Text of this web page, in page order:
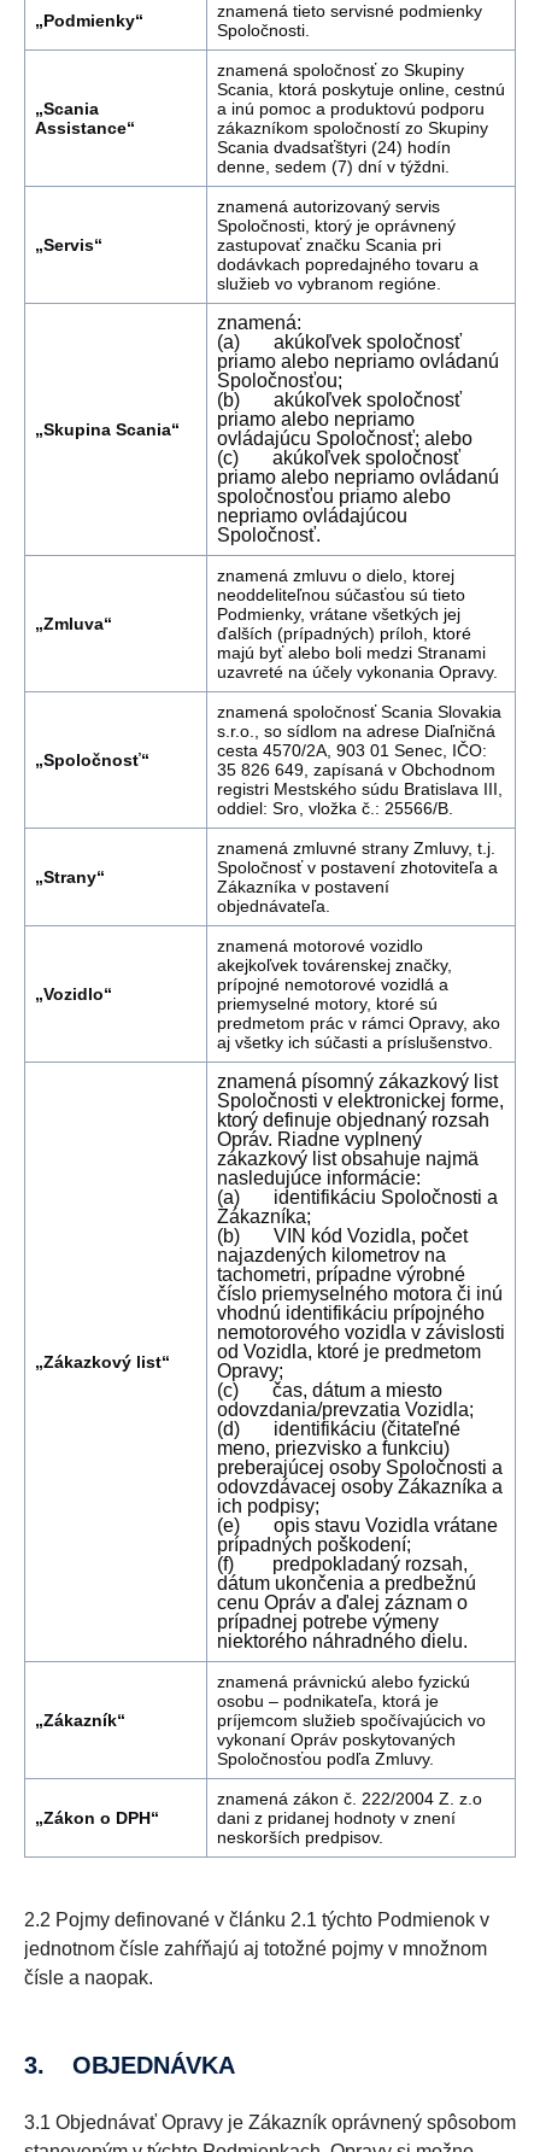
„Podmienky“
znamená tieto servisné podmienky
Spoločnosti.
„Scania
Assistance“
znamená spoločnosť zo Skupiny
Scania, ktorá poskytuje online, cestnú
a inú pomoc a produktovú podporu
zákazníkom spoločností zo Skupiny
Scania dvadsaťštyri (24) hodín
denne, sedem (7) dní v týždni.
„Servis“
znamená autorizovaný servis
Spoločnosti, ktorý je oprávnený
zastupovať značku Scania pri
dodávkach popredajného tovaru a
služieb vo vybranom regióne.
„Skupina Scania“
znamená:
(a) akúkoľvek spoločnosť
priamo alebo nepriamo ovládanú
Spoločnosťou;
(b) akúkoľvek spoločnosť
priamo alebo nepriamo
ovládajúcu Spoločnosť; alebo
(c) akúkoľvek spoločnosť
priamo alebo nepriamo ovládanú
spoločnosťou priamo alebo
nepriamo ovládajúcou
Spoločnosť.
„Zmluva“
znamená zmluvu o dielo, ktorej
neoddeliteľnou súčasťou sú tieto
Podmienky, vrátane všetkých jej
ďalších (prípadných) príloh, ktoré
majú byť alebo boli medzi Stranami
uzavreté na účely vykonania Opravy.
„Spoločnosť“
znamená spoločnosť Scania Slovakia
s.r.o., so sídlom na adrese Diaľničná
cesta 4570/2A, 903 01 Senec, IČO:
35 826 649, zapísaná v Obchodnom
registri Mestského súdu Bratislava III,
oddiel: Sro, vložka č.: 25566/B.
„Strany“
znamená zmluvné strany Zmluvy, t.j.
Spoločnosť v postavení zhotoviteľa a
Zákazníka v postavení
objednávateľa.
„Vozidlo“
znamená motorové vozidlo
akejkoľvek továrenskej značky,
prípojné nemotorové vozidlá a
priemyselné motory, ktoré sú
predmetom prác v rámci Opravy, ako
aj všetky ich súčasti a príslušenstvo.
„Zákazkový list“
znamená písomný zákazkový list
Spoločnosti v elektronickej forme,
ktorý definuje objednaný rozsah
Opráv. Riadne vyplnený
zákazkový list obsahuje najmä
nasledujúce informácie:
(a) identifikáciu Spoločnosti a
Zákazníka;
(b) VIN kód Vozidla, počet
najazdených kilometrov na
tachometri, prípadne výrobné
číslo priemyselného motora či inú
vhodnú identifikáciu prípojného
nemotorového vozidla v závislosti
od Vozidla, ktoré je predmetom
Opravy;
(c) čas, dátum a miesto
odovzdania/prevzatia Vozidla;
(d) identifikáciu (čitateľné
meno, priezvisko a funkciu)
preberajúcej osoby Spoločnosti a
odovzdávacej osoby Zákazníka a
ich podpisy;
(e) opis stavu Vozidla vrátane
prípadných poškodení;
(f) predpokladaný rozsah,
dátum ukončenia a predbežnú
cenu Opráv a ďalej záznam o
prípadnej potrebe výmeny
niektorého náhradného dielu.
„Zákazník“
znamená právnickú alebo fyzickú
osobu – podnikateľa, ktorá je
príjemcom služieb spočívajúcich vo
vykonaní Opráv poskytovaných
Spoločnosťou podľa Zmluvy.
„Zákon o DPH“
znamená zákon č. 222/2004 Z. z.o
dani z pridanej hodnoty v znení
neskorších predpisov.
2.2 Pojmy definované v článku 2.1 týchto Podmienok v
jednotnom čísle zahŕňajú aj totožné pojmy v množnom
čísle a naopak.
3. OBJEDNÁVKA
3.1 Objednávať Opravy je Zákazník oprávnený spôsobom